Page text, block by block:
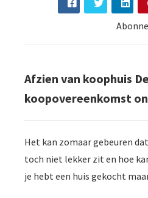
Afzien van koophuis De
koopovereenkomst
Het kan zomaar gebeuren
toch niet lekker zit en hoe
je hebt een huis gekocht